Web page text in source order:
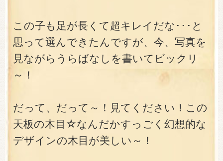
この子も足が長くて超キレイだな･･･と
思って選んできたんですが、今、写真を
見ながらうらばなしを書いてビックリ
～！
だって、だって～！見てください！この
天板の木目☆なんだかすっごく幻想的な
デザインの木目が美しい～！